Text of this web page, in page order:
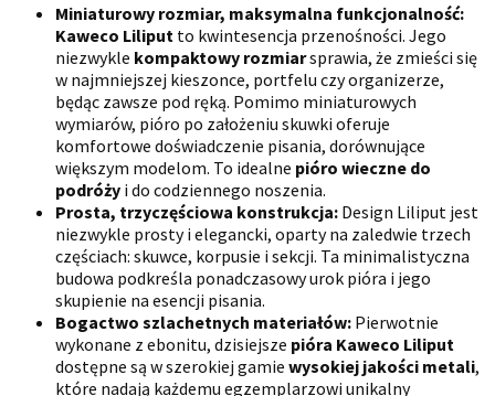
Miniaturowy rozmiar, maksymalna funkcjonalność:
Kaweco Liliput to kwintesencja przenośności. Jego
niezwykle kompaktowy rozmiarsprawia, że zmieści się
w najmniejszej kieszonce, portfelu czy organizerze,
będąc zawsze pod ręką. Pomimo miniaturowych
wymiarów, pióro po założeniu skuwki oferuje
komfortowe doświadczenie pisania, dorównujące
większym modelom. To idealne pióro wieczne do
podróży i do codziennego noszenia.
Prosta, trzyczęściowa konstrukcja: Design Liliput jest
niezwykle prosty i elegancki, oparty na zaledwie trzech
częściach: skuwce, korpusie i sekcji. Ta minimalistyczna
budowa podkreśla ponadczasowy urok pióra i jego
skupienie na esencji pisania.
Bogactwo szlachetnych materiałów: Pierwotnie
wykonane z ebonitu, dzisiejsze pióra Kaweco Liliput
dostępne są w szerokiej gamie wysokiej jakości metali,
które nadają każdemu egzemplarzowi unikalny